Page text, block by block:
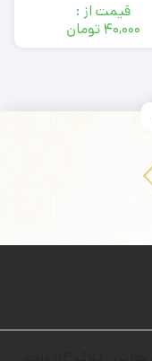
قیمت از :
۴۰,۰۰۰ تومان